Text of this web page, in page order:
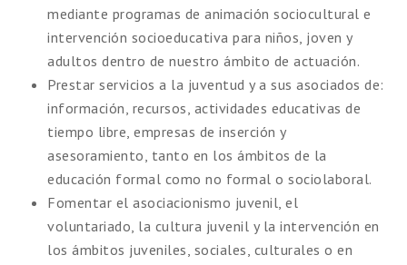
mediante programas de animación sociocultural e
intervención socioeducativa para niños, joven y
adultos dentro de nuestro ámbito de actuación.
Prestar servicios a la juventud y a sus asociados de:
información, recursos, actividades educativas de
tiempo libre, empresas de inserción y
asesoramiento, tanto en los ámbitos de la
educación formal como no formal o sociolaboral.
Fomentar el asociacionismo juvenil, el
voluntariado, la cultura juvenil y la intervención en
los ámbitos juveniles, sociales, culturales o en